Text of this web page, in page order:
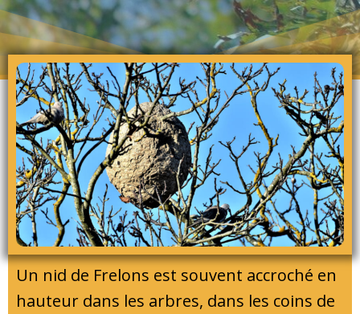
Un nid de Frelons est souvent accroché en
hauteur dans les arbres, dans les coins de